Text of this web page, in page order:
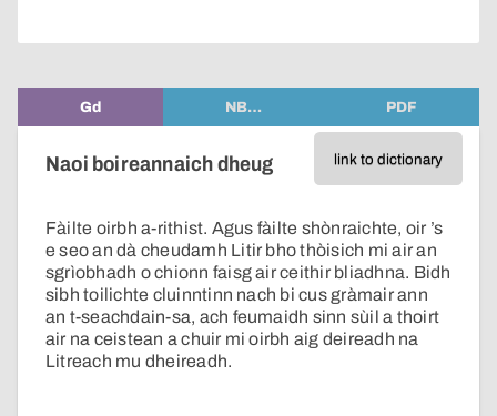
Gd NB… PDF
link to dictionary
Naoi boireannaich dheug
Fàilte oirbh a-rithist. Agus fàilte shònraichte, oir ’s
e seo an dà cheudamh Litir bho thòisich mi air an
sgrìobhadh o chionn faisg air ceithir bliadhna. Bidh
sibh toilichte cluinntinn nach bi cus gràmair ann
an t-seachdain-sa, ach feumaidh sinn sùil a thoirt
air na ceistean a chuir mi oirbh aig deireadh na
Litreach mu dheireadh.